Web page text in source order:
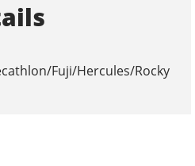
Fuji/Hercules/Rocky